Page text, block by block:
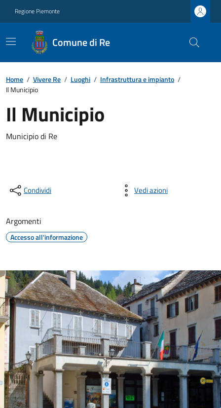
Regione Piemonte
Comune di Re
Home / Vivere Re / Luoghi / Infrastruttura e impianto /
Il Municipio
Il Municipio
Municipio di Re
Condividi Vedi azioni
Argomenti
Accesso all'informazione